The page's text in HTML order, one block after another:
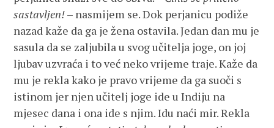
sastavljen!– nasmijem se. Dok perjanicu podiže
nazad kaže da ga je žena ostavila. Jedan dan mu je
sasula da se zaljubila u svog učitelja joge, on joj
ljubav uzvraća i to već neko vrijeme traje. Kaže da
mu je rekla kako je pravo vrijeme da ga suoči s
istinom jer njen učitelj joge ide u Indiju na
mjesec dana i ona ide s njim. Idu naći mir. Rekla